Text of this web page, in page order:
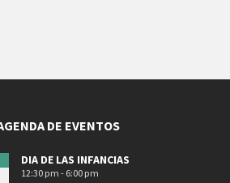
DE EVENTOS
DIA DE LAS INFANCIAS
12:30 pm - 6:00 pm